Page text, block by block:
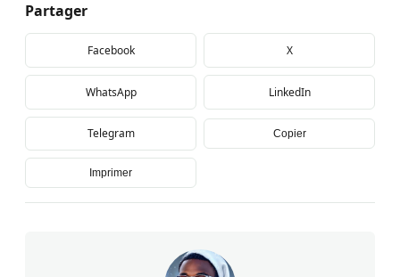
Partager
Facebook X
WhatsApp LinkedIn
Telegram Copier
Imprimer